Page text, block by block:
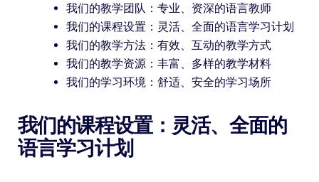
我们的教学团队：专业、资深的语言教师
我们的课程设置：灵活、全面的语言学习计划
我们的教学方法：有效、互动的教学方式
我们的教学资源：丰富、多样的教学材料
我们的学习环境：舒适、安全的学习场所
我们的课程设置：灵活、全面的
语言学习计划